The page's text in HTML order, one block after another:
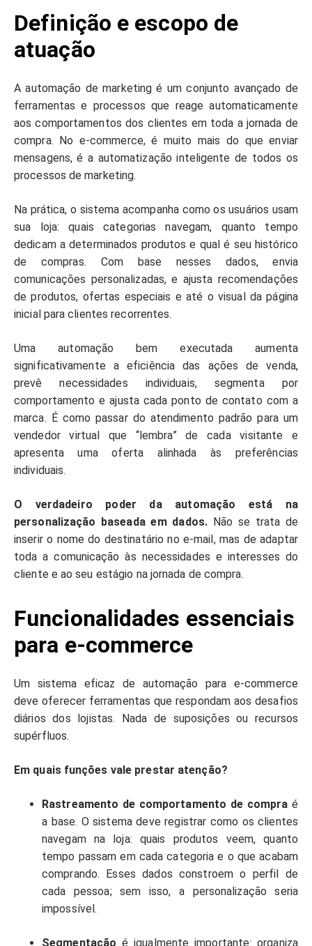
Definição e escopo de
atuação
A automação de marketing é um conjunto avançado de
ferramentas e processos que reage automaticamente
aos comportamentos dos clientes em toda a jornada de
compra. No e-commerce, é muito mais do que enviar
mensagens, é a automatização inteligente de todos os
processos de marketing.
Na prática, o sistema acompanha como os usuários usam
sua loja: quais categorias navegam, quanto tempo
dedicam a determinados produtos e qual é seu histórico
de compras. Com base nesses dados, envia
comunicações personalizadas, e ajusta recomendações
de produtos, ofertas especiais e até o visual da página
inicial para clientes recorrentes.
Uma automação bem executada aumenta
significativamente a eficiência das ações de venda,
prevê necessidades individuais, segmenta por
comportamento e ajusta cada ponto de contato com a
marca. É como passar do atendimento padrão para um
vendedor virtual que “lembra” de cada visitante e
apresenta uma oferta alinhada às preferências
individuais.
O verdadeiro poder da automação está na
personalização baseada em dados. Não se trata de
inserir o nome do destinatário no e-mail, mas de adaptar
toda a comunicação às necessidades e interesses do
cliente e ao seu estágio na jornada de compra.
Funcionalidades essenciais
para e-commerce
Um sistema eficaz de automação para e-commerce
deve oferecer ferramentas que respondam aos desafios
diários dos lojistas. Nada de suposições ou recursos
supérfluos.
Em quais funções vale prestar atenção?
Rastreamento de comportamento de compra é
a base. O sistema deve registrar como os clientes
navegam na loja: quais produtos veem, quanto
tempo passam em cada categoria e o que acabam
comprando. Esses dados constroem o perfil de
cada pessoa; sem isso, a personalização seria
impossível.
Segmentação é igualmente importante: organiza